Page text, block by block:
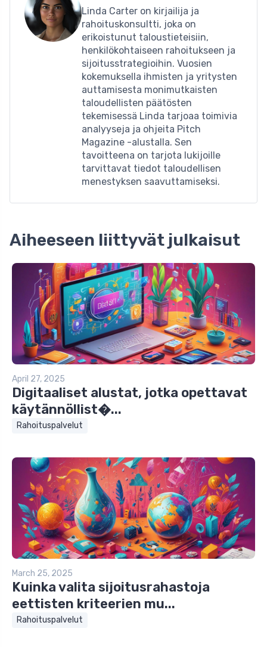
Linda Carter on kirjailija ja
rahoituskonsultti, joka on
erikoistunut taloustieteisiin,
henkilökohtaiseen rahoitukseen ja
sijoitusstrategioihin. Vuosien
kokemuksella ihmisten ja yritysten
auttamisesta monimutkaisten
taloudellisten päätösten
tekemisessä Linda tarjoaa toimivia
analyyseja ja ohjeita Pitch
Magazine -alustalla. Sen
tavoitteena on tarjota lukijoille
tarvittavat tiedot taloudellisen
menestyksen saavuttamiseksi.
Aiheeseen liittyvät julkaisut
April 27, 2025
Digitaaliset alustat, jotka opettavat
käytännöllist�...
Rahoituspalvelut
March 25, 2025
Kuinka valita sijoitusrahastoja
eettisten kriteerien mu...
Rahoituspalvelut